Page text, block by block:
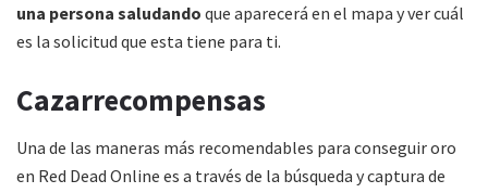
una persona saludando que aparecerá en el mapa y ver cuál
es la solicitud que esta tiene para ti.
Cazarrecompensas
Una de las maneras más recomendables para conseguir oro
en Red Dead Online es a través de la búsqueda y captura de